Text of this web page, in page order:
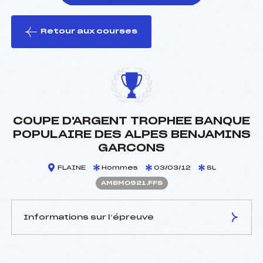
le ski
Retour aux courses
COUPE D'ARGENT TROPHEE BANQUE
POPULAIRE DES ALPES BENJAMINS
GARCONS
FLAINE Hommes 03/03/12 SL
AMBM0921.FFS
Informations sur l’épreuve